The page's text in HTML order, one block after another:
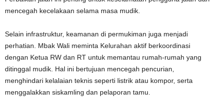
mencegah kecelakaan selama masa mudik.
Selain infrastruktur, keamanan di permukiman juga menjadi
perhatian. Mbak Wali meminta Kelurahan aktif berkoordinasi
dengan Ketua RW dan RT untuk memantau rumah-rumah yang
ditinggal mudik. Hal ini bertujuan mencegah pencurian,
menghindari kelalaian teknis seperti listrik atau kompor, serta
menggalakkan siskamling dan pelaporan tamu.